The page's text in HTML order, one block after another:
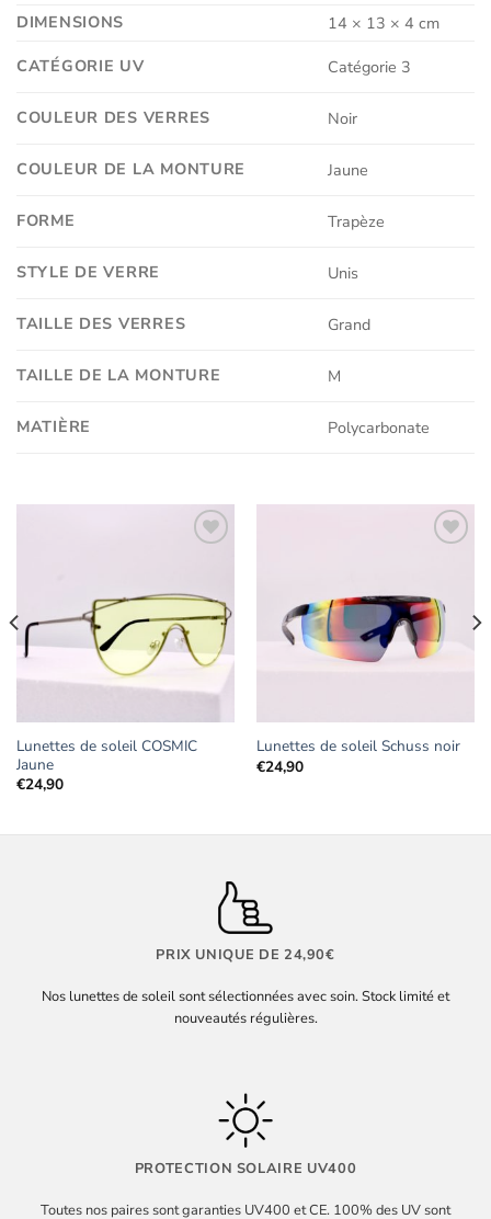
DIMENSIONS
14 × 13 × 4 cm
CATÉGORIE UV
Catégorie 3
COULEUR DES VERRES Noir
COULEUR DE LA MONTURE Jaune
FORME Trapèze
STYLE DE VERRE Unis
TAILLE DES VERRES Grand
TAILLE DE LA MONTURE M
MATIÈRE Polycarbonate
Ajouter
aux
favoris
Lunettes de soleil COSMIC
Jaune
€24,90
Ajouter
aux
favoris
Lunettes de soleil Schuss noir
€24,90
PRIX UNIQUE DE 24,90€
Nos lunettes de soleil sont sélectionnées avec soin. Stock limité et
nouveautés régulières.
PROTECTION SOLAIRE UV400
Toutes nos paires sont garanties UV400 et CE. 100% des UV sont